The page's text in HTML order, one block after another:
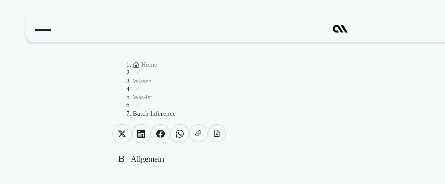
Home
/
Wissen
/
Was-ist
/
Batch Inference
B Allgemein